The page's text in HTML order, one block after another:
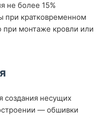
не более 15%
при кратковременном
при монтаже кровли или
создания несущих
— обшивки